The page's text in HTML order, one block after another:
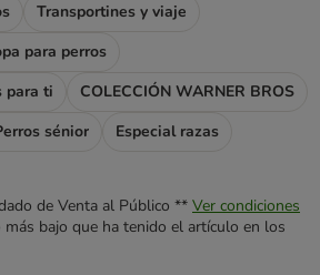
Transportines y viaje
para perros
para ti
COLECCIÓN WARNER BROS
sénior Especial razas
de Venta al Público ** Ver condiciones
bajo que ha tenido el artículo en los